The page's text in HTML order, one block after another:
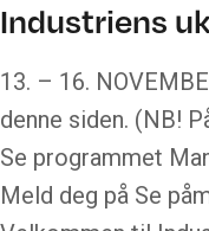
Industriens
13. – 16.
denne siden. (NB!
Se programmet
Meld deg på Se